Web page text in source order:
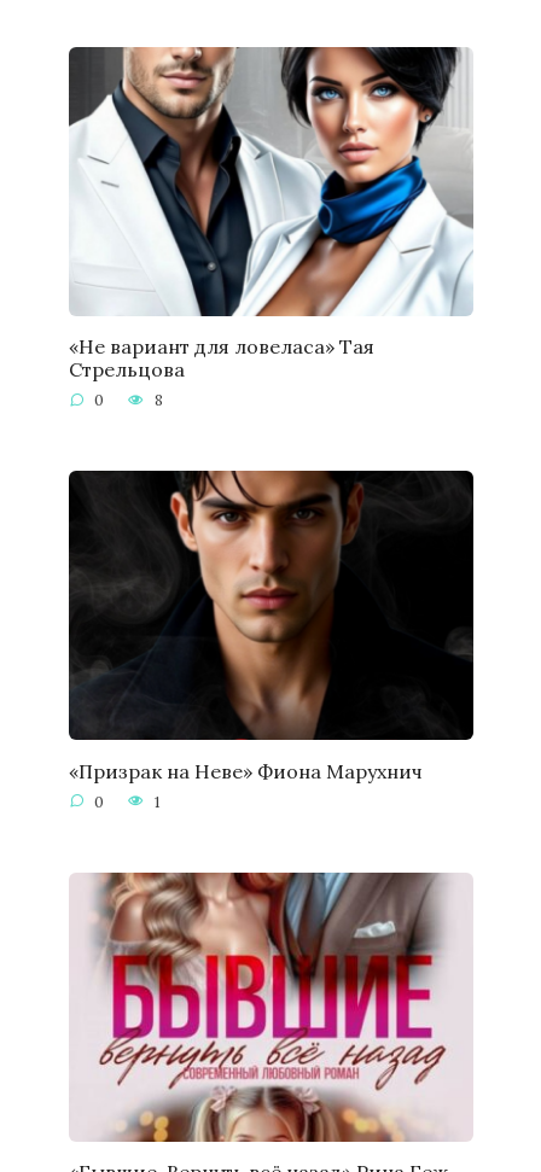
«Не вариант для ловеласа» Тая
Стрельцова
0 8
«Призрак на Неве» Фиона Марухнич
0 1